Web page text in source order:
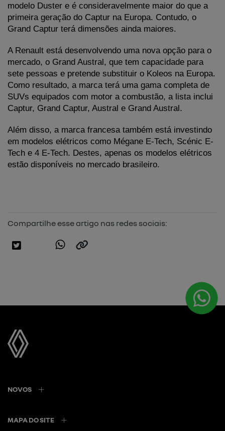
modelo Duster e é consideravelmente maior do que a
primeira geração do Captur na Europa. Contudo, o
Grand Captur terá dimensões ainda maiores.
A Renault está desenvolvendo uma nova opção para o
mercado, o Grand Austral, que tem capacidade para
sete pessoas e pretende substituir o Koleos na Europa.
Como resultado, a marca terá uma gama completa de
SUVs equipados com motor a combustão, a lista inclui
Captur, Grand Captur, Austral e Grand Austral.
Além disso, a marca francesa também está investindo
em modelos elétricos como Mégane E-Tech, Scénic E-
Tech e 4 E-Tech. Destes, apenas os modelos elétricos
estão disponíveis no mercado brasileiro.
Compartilhe esse artigo nas redes sociais:
NOVOS
MAPA DO SITE